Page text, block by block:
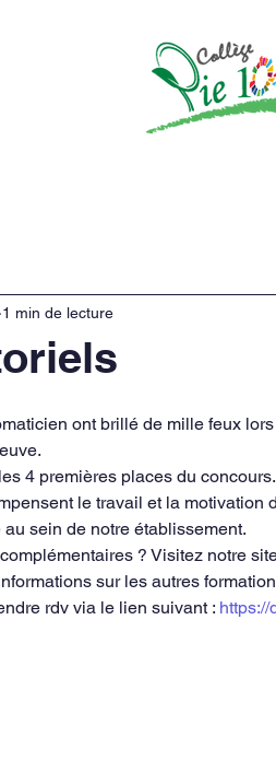
1 min de lecture
ont brillé de mille feux
4 premières places du
le travail et la motivation
sein de notre établissement.
? Visitez notre
sur les autres
rdv via le lien suivant : https://